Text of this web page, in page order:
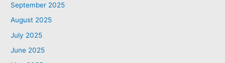
September 2025
August 2025
July 2025
June 2025